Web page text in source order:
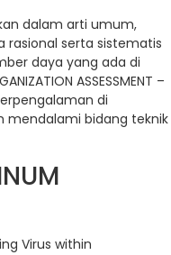
dalam arti umum,
rasional serta sistematis
daya yang ada di
ASSESSMENT –
di
mendalami bidang teknik
Virus within